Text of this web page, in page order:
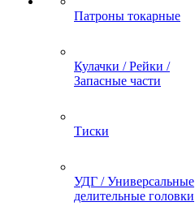
Патроны токарные
Кулачки / Рейки /
Запасные части
Тиски
УДГ / Универсальные
делительные головки